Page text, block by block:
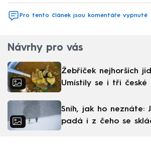
Pro tento článek jsou komentáře vypnuté
Návrhy pro vás
Žebříček nejhorších
Umístily se i tři české
Sníh, jak ho neznáte:
padá i z čeho se